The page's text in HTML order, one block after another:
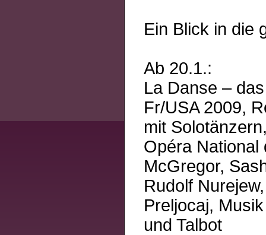
Ein Blick in die
Ab 20.1.:
La Danse –
Fr/USA 2009,
mit
Opéra National
McGregor,
Rudolf
Preljocaj,
und Talbot